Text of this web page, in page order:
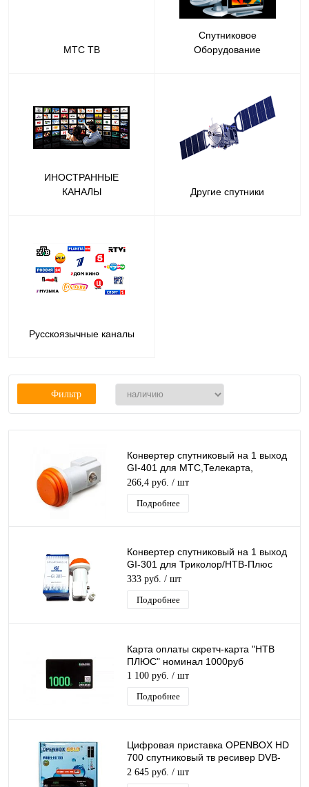
МТС ТВ
Спутниковое
Оборудование
ИНОСТРАННЫЕ
КАНАЛЫ
Другие спутники
Русскоязычные каналы
Фильтр
Конвертер спутниковый на 1 выход
GI-401 для МТС,Телекарта,
линейной поляризации Galaxy
Innovations
266,4 руб. / шт
Подробнее
Конвертер спутниковый на 1 выход
GI-301 для Триколор/НТВ-Плюс
круговой поляризации Galaxy
Innovation
333 руб. / шт
Подробнее
Карта оплаты скретч-карта "НТВ
ПЛЮС" номинал 1000руб
1 100 руб. / шт
Подробнее
Цифровая приставка OPENBOX HD
700 спутниковый тв ресивер DVB-
S2/ IPTV, T2MI, CA, USB, 3G, GPRS
2 645 руб. / шт